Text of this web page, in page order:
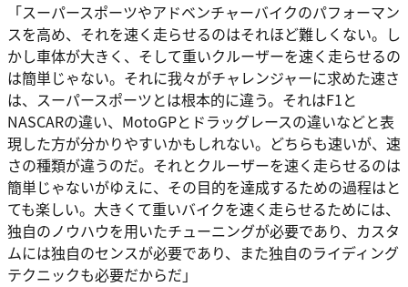
「スーパースポーツやアドベンチャーバイクのパフォーマン
スを高め、それを速く走らせるのはそれほど難しくない。し
かし車体が大きく、そして重いクルーザーを速く走らせるの
は簡単じゃない。それに我々がチャレンジャーに求めた速さ
は、スーパースポーツとは根本的に違う。それはF1と
NASCARの違い、MotoGPとドラッグレースの違いなどと表
現した方が分かりやすいかもしれない。どちらも速いが、速
さの種類が違うのだ。それとクルーザーを速く走らせるのは
簡単じゃないがゆえに、その目的を達成するための過程はと
ても楽しい。大きくて重いバイクを速く走らせるためには、
独自のノウハウを用いたチューニングが必要であり、カスタ
ムには独自のセンスが必要であり、また独自のライディング
テクニックも必要だからだ」